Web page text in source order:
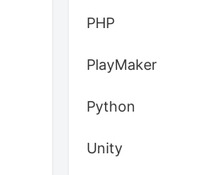
PHP
PlayMaker
Python
Unity